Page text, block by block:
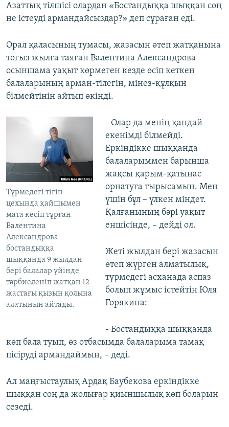
Азаттық тілшісі олардан «Бостандыққа шыққан соң
не істеуді армандайсыздар?» деп сұраған еді.
Орал қаласының тумасы, жазасын өтеп жатқанына
тоғыз жылға таяған Валентина Александрова
осыншама уақыт көрмеген кезде өсіп кеткен
балаларының арман-тілегін, мінез-құлқын
білмейтінін айтып өкінді.
Түрмедегі тігін
цехында қайшымен
мата кесіп тұрған
Валентина
Александрова
бостандыққа
шыққанда 9 жылдан
бері балалар үйінде
тәрбиеленіп жатқан 12
жастағы қызын қолына
алатынын айтады.
- Олар да менің қандай
екенімді білмейді.
Еркіндікке шыққанда
балаларыммен барынша
жақсы қарым-қатынас
орнатуға тырысамын. Мен
үшін бұл – үлкен міндет.
Қалғанының бәрі уақыт
еншісінде, – дейді ол.
Жеті жылдан бері жазасын
өтеп жүрген алматылық,
түрмедегі асханада аспаз
болып жұмыс істейтін Юля
Горякина:
- Бостандыққа шыққанда
көп бала туып, өз отбасымда балаларыма тамақ
пісіруді армандаймын, – деді.
Ал маңғыстаулық Ардақ Баубекова еркіндікке
шыққан соң да жолығар қиыншылық көп боларын
сезеді.